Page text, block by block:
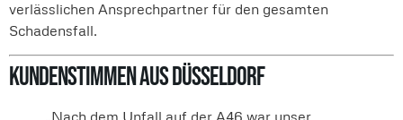
verlässlichen Ansprechpartner für den gesamten
Schadensfall.
Kundenstimmen aus Düsseldorf
„Nach dem Unfall auf der A46 war unser